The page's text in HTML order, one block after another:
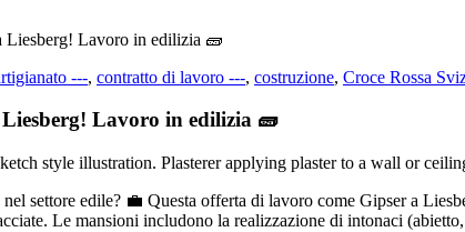
Liesberg! Lavoro in edilizia 🧱
---, contratto di lavoro ---, costruzione, Croce Rossa
Liesberg! Lavoro in edilizia 🧱
settore edile? 💼 Questa offerta di lavoro come Gipser a
Le mansioni includono la realizzazione di intonaci